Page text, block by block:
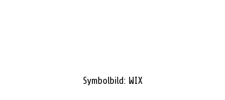
Symbolbild: WIX